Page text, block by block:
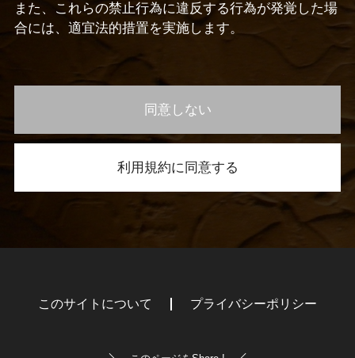
また、これらの禁止行為に違反する行為が発覚した場
合には、適宜法的措置を実施します。
同意しない
利用規約に同意する
このサイトについて プライバシーポリシー